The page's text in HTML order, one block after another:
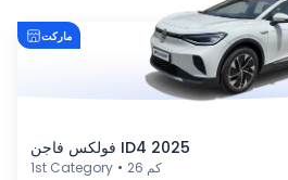
ماركت
فولكس فاجن ID4 2025
1st Category • 26 كم